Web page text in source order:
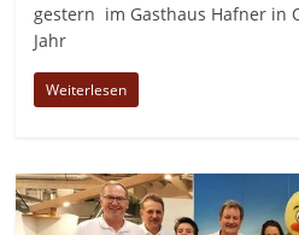
gestern im Gasthaus Hafner in
Jahr
Weiterlesen